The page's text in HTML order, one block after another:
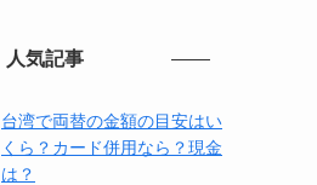
人気記事
台湾で両替の金額の目安はい
くら？カード併用なら？現金
は？